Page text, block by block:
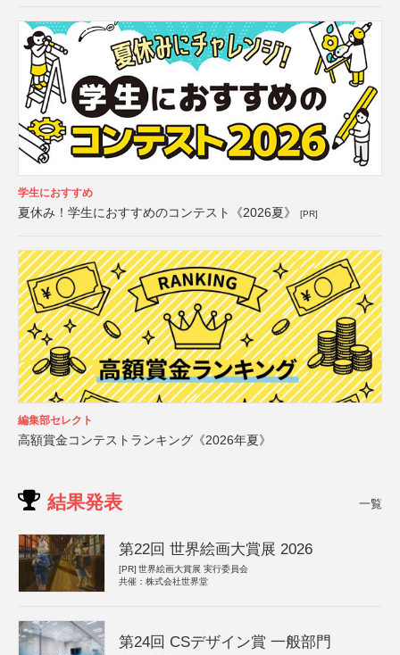
学生におすすめ
夏休み！学生におすすめのコンテスト《2026夏》 [PR]
編集部セレクト
高額賞金コンテストランキング《2026年夏》
結果発表 一覧
第22回 世界絵画大賞展 2026
[PR] 世界絵画大賞展 実行委員会
共催：株式会社世界堂
第24回 CSデザイン賞 一般部門